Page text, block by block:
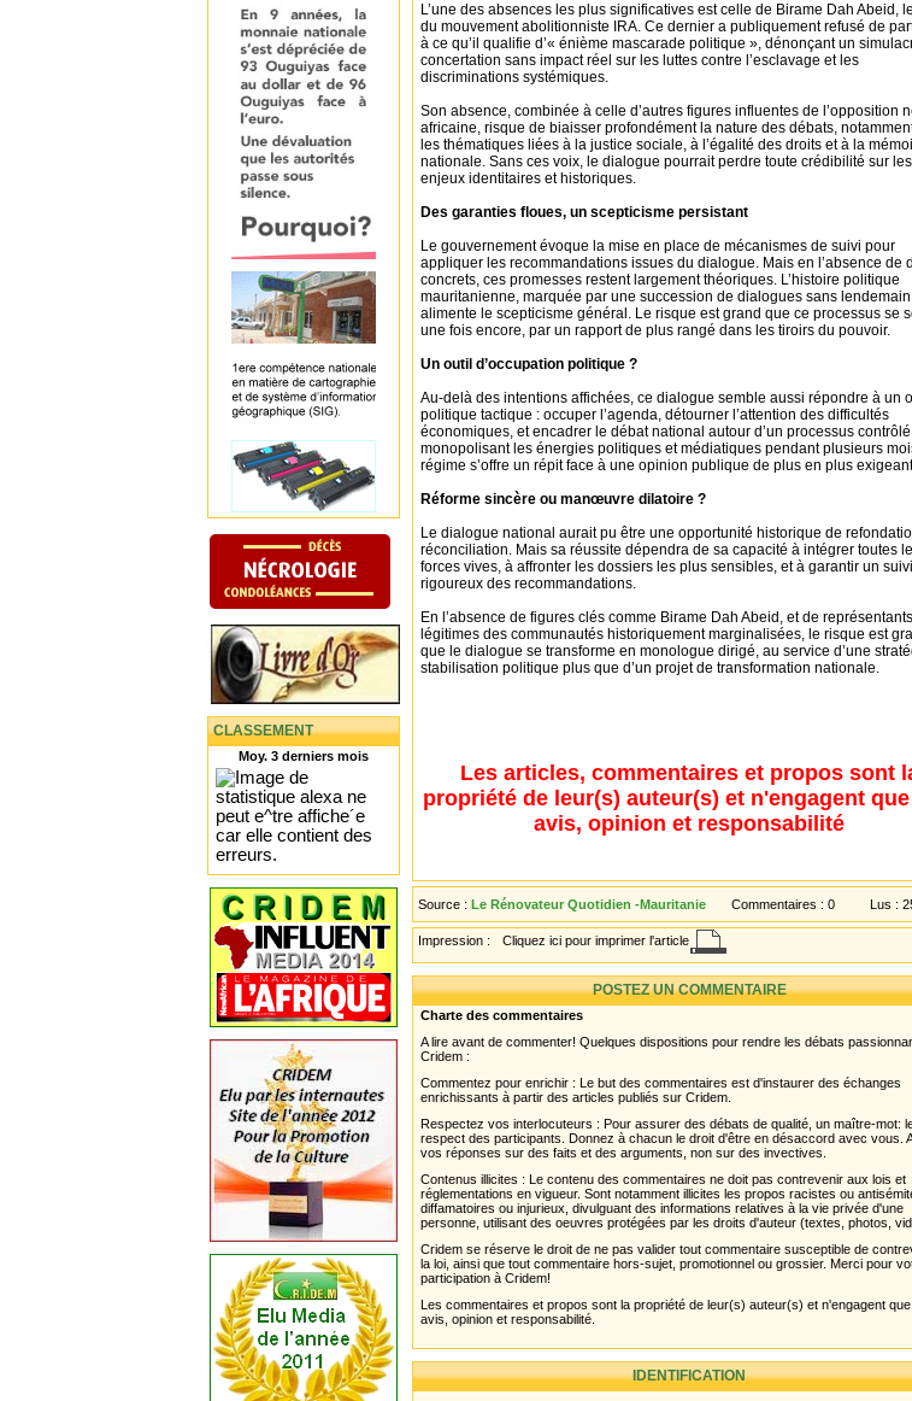
CLASSEMENT
Moy. 3 derniers mois
L’une des absences les plus significatives est celle de Birame Dah Abeid,
du mouvement abolitionniste IRA. Ce dernier a publiquement refusé de
à ce qu’il qualifie d’« énième mascarade politique », dénonçant un
concertation sans impact réel sur les luttes contre l’esclavage et les
discriminations systémiques.
Son absence, combinée à celle d’autres figures influentes de l’opposition
africaine, risque de biaisser profondément la nature des débats,
les thématiques liées à la justice sociale, à l’égalité des droits et à la
nationale. Sans ces voix, le dialogue pourrait perdre toute crédibilité sur les
enjeux identitaires et historiques.
Des garanties floues, un scepticisme persistant
Le gouvernement évoque la mise en place de mécanismes de suivi pour
appliquer les recommandations issues du dialogue. Mais en l’absence de
concrets, ces promesses restent largement théoriques. L’histoire politique
mauritanienne, marquée par une succession de dialogues sans
alimente le scepticisme général. Le risque est grand que ce processus se
une fois encore, par un rapport de plus rangé dans les tiroirs du pouvoir.
Un outil d’occupation politique ?
Au-delà des intentions affichées, ce dialogue semble aussi répondre à un
politique tactique : occuper l’agenda, détourner l’attention des difficultés
économiques, et encadrer le débat national autour d’un processus
monopolisant les énergies politiques et médiatiques pendant plusieurs
régime s’offre un répit face à une opinion publique de plus en plus
Réforme sincère ou manœuvre dilatoire ?
Le dialogue national aurait pu être une opportunité historique de
réconciliation. Mais sa réussite dépendra de sa capacité à intégrer toutes
forces vives, à affronter les dossiers les plus sensibles, et à garantir un suivi
rigoureux des recommandations.
En l’absence de figures clés comme Birame Dah Abeid, et de représentants
légitimes des communautés historiquement marginalisées, le risque est
que le dialogue se transforme en monologue dirigé, au service d’une
stabilisation politique plus que d’un projet de transformation nationale.
Les articles, commentaires et propos sont
propriété de leur(s) auteur(s) et n'engagent
avis, opinion et responsabilité
Source : Le Rénovateur Quotidien -Mauritanie Commentaires : 0 Lus :
Impression : Cliquez ici pour imprimer l'article
POSTEZ UN COMMENTAIRE
Charte des commentaires
A lire avant de commenter! Quelques dispositions pour rendre les débats
Cridem :
Commentez pour enrichir : Le but des commentaires est d'instaurer des échanges
enrichissants à partir des articles publiés sur Cridem.
Respectez vos interlocuteurs : Pour assurer des débats de qualité, un maître-mot:
respect des participants. Donnez à chacun le droit d'être en désaccord avec vous.
vos réponses sur des faits et des arguments, non sur des invectives.
Contenus illicites : Le contenu des commentaires ne doit pas contrevenir aux lois et
réglementations en vigueur. Sont notamment illicites les propos racistes ou
diffamatoires ou injurieux, divulguant des informations relatives à la vie privée d'une
personne, utilisant des oeuvres protégées par les droits d'auteur (textes, photos,
Cridem se réserve le droit de ne pas valider tout commentaire susceptible de
la loi, ainsi que tout commentaire hors-sujet, promotionnel ou grossier. Merci pour
participation à Cridem!
Les commentaires et propos sont la propriété de leur(s) auteur(s) et n'engagent
avis, opinion et responsabilité.
IDENTIFICATION